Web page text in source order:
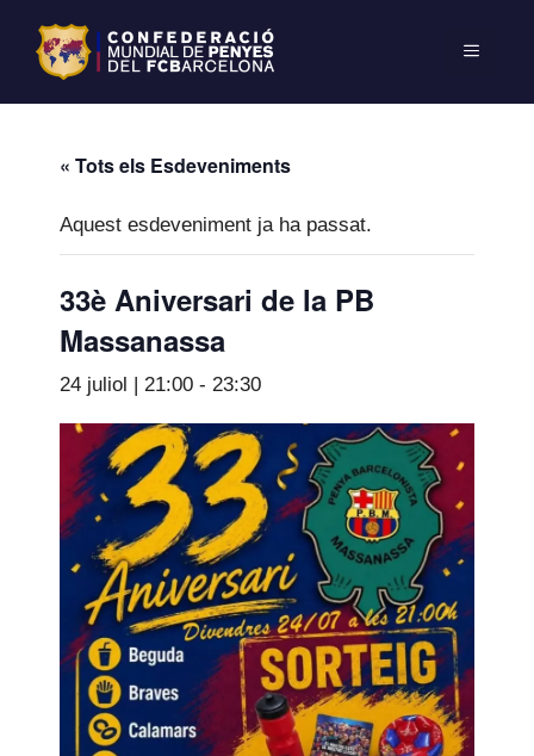
« Tots els Esdeveniments
Aquest esdeveniment ja ha passat.
33è Aniversari de la PB
Massanassa
24 juliol | 21:00 - 23:30